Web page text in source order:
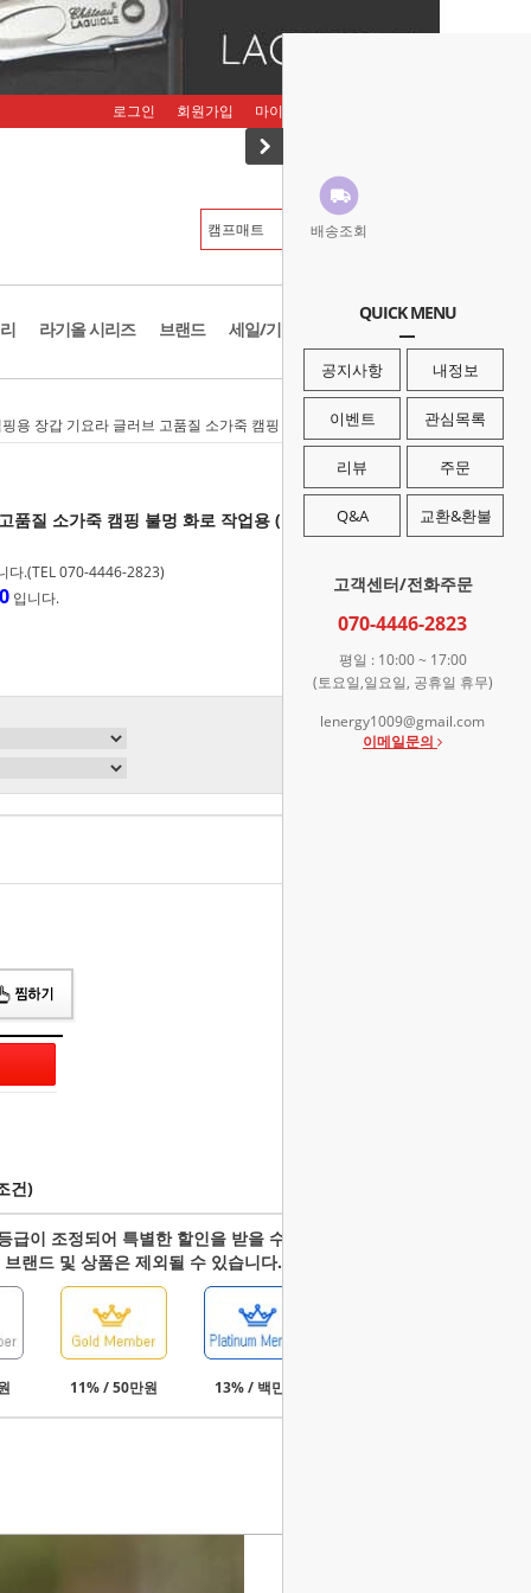
배송조회
QUICK MENU
공지사항 내정보
이벤트 관심목록
리뷰 주문
Q&A 교환&환불
고객센터/전화주문
070-4446-2823
평일 : 10:00 ~ 17:00
(토요일,일요일, 공휴일 휴무)
lenergy1009@gmail.com
이메일문의
로그인 회원가입 마이페이지
라기올 시리즈 브랜드 세일/기획존
용 장갑 기요라 글러브 고품질 소가죽 캠핑 불멍 화로 작업용 (P1388559)
품질 소가죽 캠핑 불멍 화로 작업용 (P1388559)
다.(TEL 070-4446-2823)
입니다.
건)
급이 조정되어 특별한 할인을 받을 수 있습니다.
랜드 및 상품은 제외될 수 있습니다.
11% / 50만원 13% / 백만원